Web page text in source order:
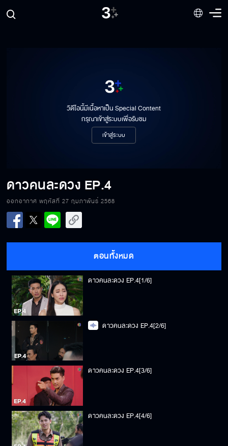
วิดีโอนี้มีเนื้อหาเป็น Special Content
กรุณาเข้าสู่ระบบเพื่อรับชม
เข้าสู่ระบบ
ดาวคนละดวง EP.4
ออกอากาศ พฤหัสที่ 27 กุมภาพันธ์ 2568
ตอนทั้งหมด
ดาวคนละดวง EP.4[1/6]
ดาวคนละดวง EP.4[2/6]
ดาวคนละดวง EP.4[3/6]
ดาวคนละดวง EP.4[4/6]